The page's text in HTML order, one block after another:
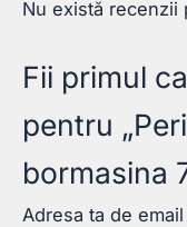
Nu există recenzii
Fii primul
pentru
bormasina
Adresa ta de